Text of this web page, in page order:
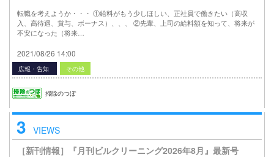
転職を考えようか・・・ ①給料がもう少しほしい、正社員で働きたい（高収
入、高待遇、賞与、ボーナス）、、、 ②先輩、上司の給料額を知って、将来が
不安になった（将来…
2021/08/26 14:00
広報・告知 その他
掃除のつぼ
3 VIEWS
［新刊情報］『月刊ビルクリーニング2026年8月』最新号